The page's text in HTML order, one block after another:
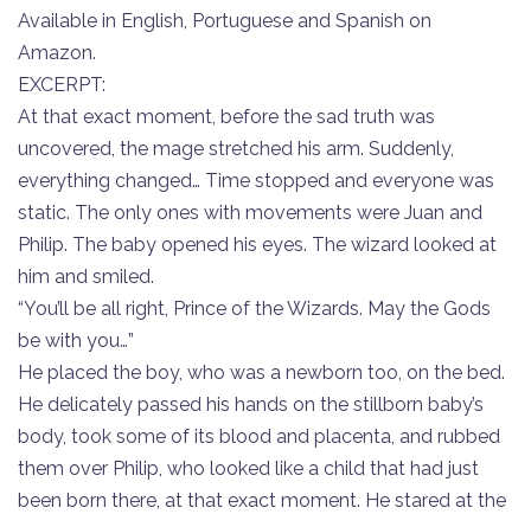
Available in English, Portuguese and Spanish on
Amazon.
EXCERPT:
At that exact moment, before the sad truth was
uncovered, the mage stretched his arm. Suddenly,
everything changed… Time stopped and everyone was
static. The only ones with movements were Juan and
Philip. The baby opened his eyes. The wizard looked at
him and smiled.
“You’ll be all right, Prince of the Wizards. May the Gods
be with you…”
He placed the boy, who was a newborn too, on the bed.
He delicately passed his hands on the stillborn baby’s
body, took some of its blood and placenta, and rubbed
them over Philip, who looked like a child that had just
been born there, at that exact moment. He stared at the